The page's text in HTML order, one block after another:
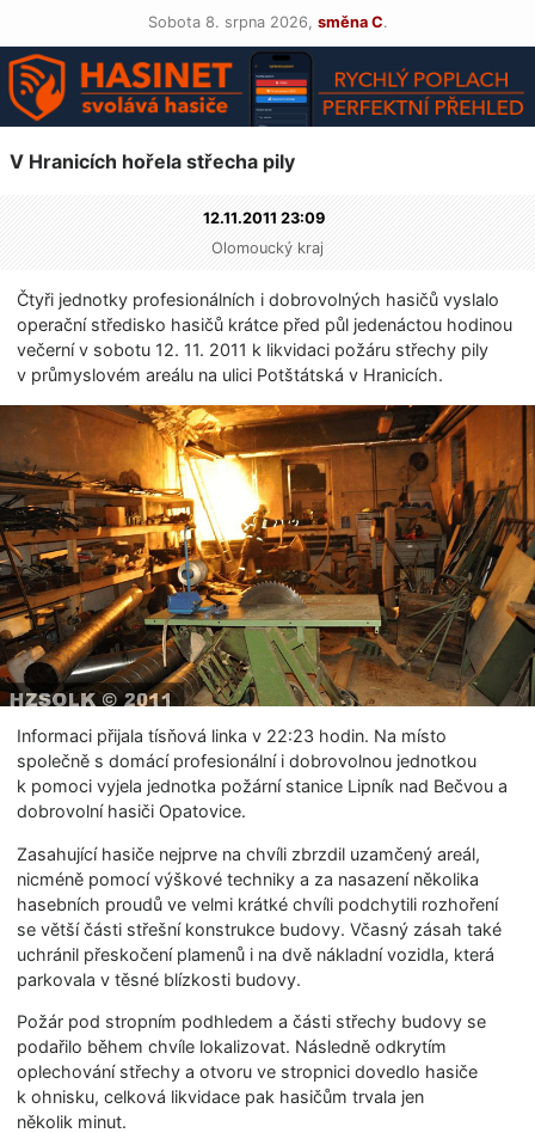
Sobota 8. srpna 2026, směna C.
V Hranicích hořela střecha pily
12.11.2011 23:09
Olomoucký kraj
Čtyři jednotky profesionálních i dobrovolných hasičů vyslalo
operační středisko hasičů krátce před půl jedenáctou hodinou
večerní v sobotu 12. 11. 2011 k likvidaci požáru střechy pily
v průmyslovém areálu na ulici Potštátská v Hranicích.
Informaci přijala tísňová linka v 22:23 hodin. Na místo
společně s domácí profesionální i dobrovolnou jednotkou
k pomoci vyjela jednotka požární stanice Lipník nad Bečvou a
dobrovolní hasiči Opatovice.
Zasahující hasiče nejprve na chvíli zbrzdil uzamčený areál,
nicméně pomocí výškové techniky a za nasazení několika
hasebních proudů ve velmi krátké chvíli podchytili rozhoření
se větší části střešní konstrukce budovy. Včasný zásah také
uchránil přeskočení plamenů i na dvě nákladní vozidla, která
parkovala v těsné blízkosti budovy.
Požár pod stropním podhledem a části střechy budovy se
podařilo během chvíle lokalizovat. Následně odkrytím
oplechování střechy a otvoru ve stropnici dovedlo hasiče
k ohnisku, celková likvidace pak hasičům trvala jen
několik minut.